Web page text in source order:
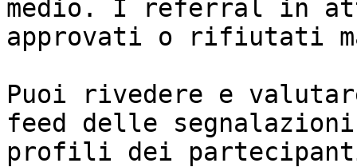
medio. I referral in
approvati o rifiutati
Puoi rivedere e
feed delle
profili dei